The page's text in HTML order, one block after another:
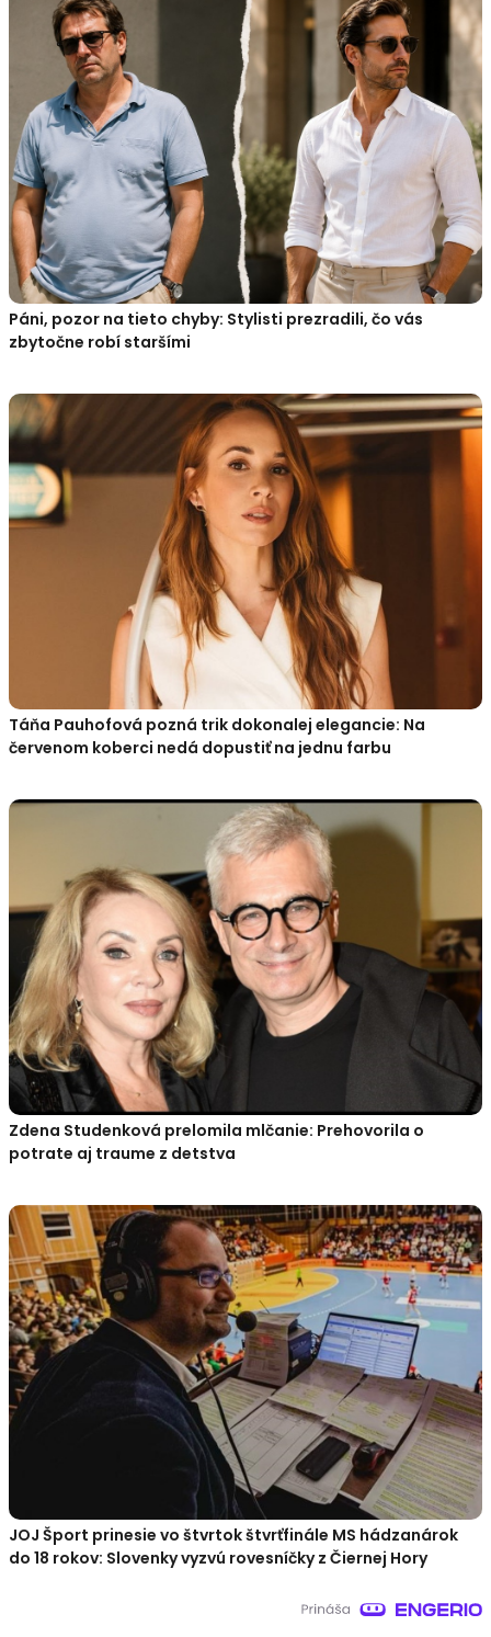
Páni, pozor na tieto chyby: Stylisti prezradili, čo vás
zbytočne robí staršími
Táňa Pauhofová pozná trik dokonalej elegancie: Na
červenom koberci nedá dopustiť na jednu farbu
Zdena Studenková prelomila mlčanie: Prehovorila o
potrate aj traume z detstva
JOJ Šport prinesie vo štvrtok štvrťfinále MS hádzanárok
do 18 rokov: Slovenky vyzvú rovesníčky z Čiernej Hory